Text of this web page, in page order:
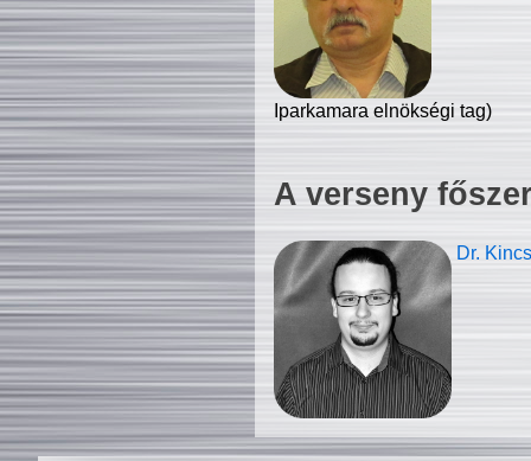
Iparkamara elnökségi tag)
A verseny
Dr.